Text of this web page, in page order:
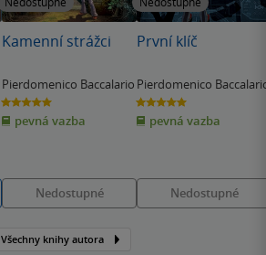
Kamenní strážci
Pierdomenico Baccalario
5.0
z
5
hvězdiček
pevná vazba
Nedostupné
První klíč
Pierdomenico
5.0
z
5
hvězdiček
pevná vazba
Nedostupné
Všechny knihy autora